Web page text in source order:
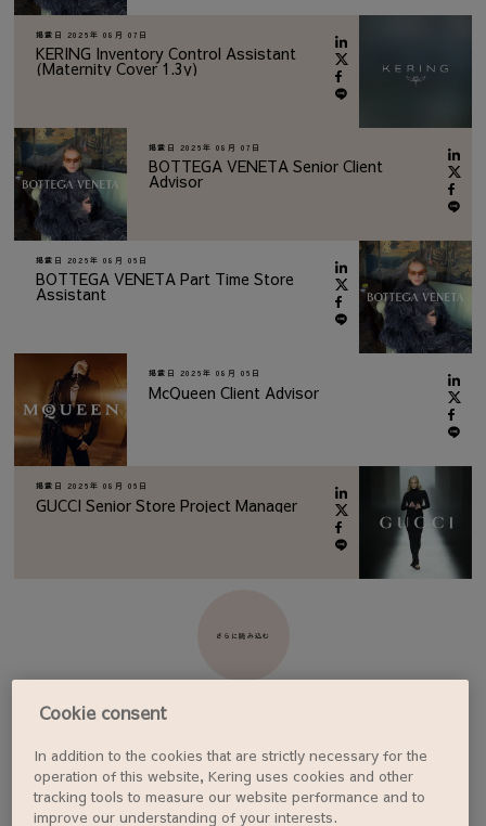
掲載日 2026年 08月 07日
KERING Inventory Control Assistant
(Maternity Cover 1.3y)
掲載日 2026年 08月 07日
BOTTEGA VENETA Senior Client
Advisor
掲載日 2026年 08月 06日
BOTTEGA VENETA Part Time Store
Assistant
掲載日 2026年 08月 06日
McQueen Client Advisor
掲載日 2026年 08月 06日
GUCCI Senior Store Project Manager
さらに読み込む
ジョブアラートを設定する
Cookie consent
In addition to the cookies that are strictly necessary for the
operation of this website, Kering uses cookies and other
tracking tools to measure our website performance and to
improve our understanding of your interests.